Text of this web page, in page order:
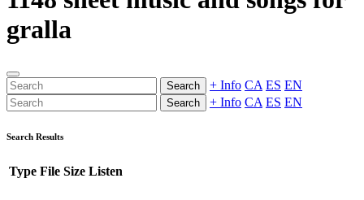
gralla
Search + Info CA ES EN
Search + Info CA ES EN
Search Results
Type File Size Listen